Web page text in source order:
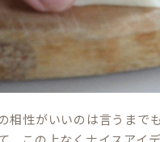
相性がいいのは言うま